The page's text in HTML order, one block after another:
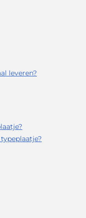
leveren?